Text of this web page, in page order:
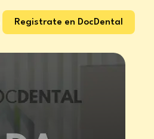
Registrate en DocDental